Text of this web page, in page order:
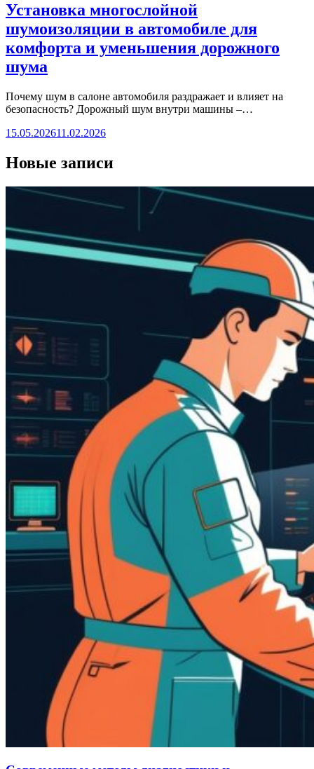
Установка многослойной
шумоизоляции в автомобиле для
комфорта и уменьшения дорожного
шума
Почему шум в салоне автомобиля раздражает и влияет на
безопасность? Дорожный шум внутри машины –…
15.05.202611.02.2026
Новые записи